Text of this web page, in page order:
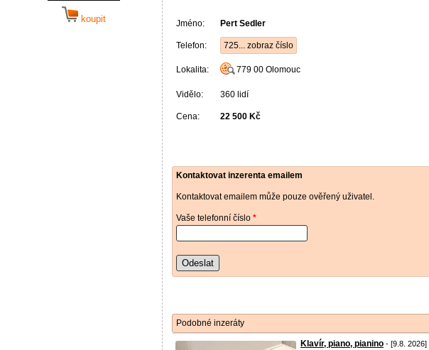
koupit Jméno: Pert Sedler
Telefon: 725... zobraz číslo
Lokalita: 779 00 Olomouc
Vidělo: 360 lidí
Cena: 22 500 Kč
Kontaktovat inzerenta emailem
Kontaktovat emailem může pouze ověřený uživatel.
Vaše telefonní číslo *
Odeslat
Podobné inzeráty
Klavír, piano, pianino - [9.8. 2026]